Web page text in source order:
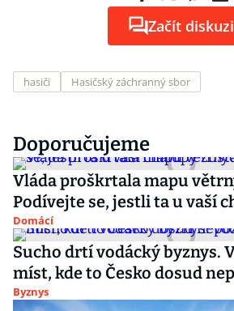
Začít diskuzi
hasiči Hasičský záchranný sbor
Doporučujeme
Vláda proškrtala mapu
Podívejte se, jestli ta u vaší
Domácí
Sucho drtí vodácký byznys.
míst, kde to Česko dosud
Byznys